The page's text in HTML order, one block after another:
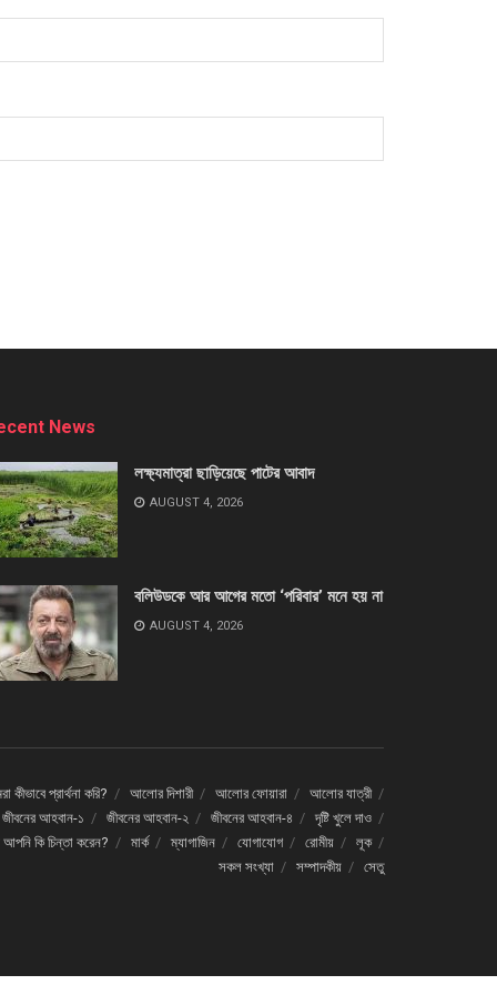
News
লক্ষ্যমাত্রা ছাড়িয়েছে পাটের আবাদ
AUGUST 4, 2026
বলিউডকে আর আগের মতো ‘পরিবার’ মনে হয় না
AUGUST 4, 2026
কীভাবে প্রার্থনা করি? আলোর দিশারী আলোর ফোয়ারা
আলোর যাত্রী
জীবনের আহবান-১ জীবনের আহবান-২ জীবনের আহবান-৪
দৃষ্টি খুলে দাও
কি চিন্তা করেন? মার্ক ম্যাগাজিন যোগাযোগ রোমীয়
লূক
সকল সংখ্যা
সম্পাদকীয় সেতু